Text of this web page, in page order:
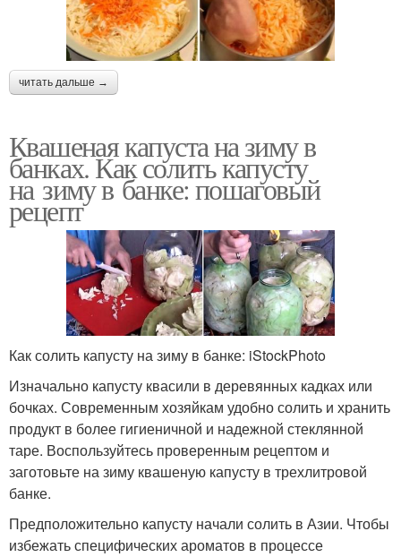
читать дальше →
Квашеная капуста на зиму в
банках. Как солить капусту
на зиму в банке: пошаговый
рецепт
Как солить капусту на зиму в банке: iStockPhoto
Изначально капусту квасили в деревянных кадках или
бочках. Современным хозяйкам удобно солить и хранить
продукт в более гигиеничной и надежной стеклянной
таре. Воспользуйтесь проверенным рецептом и
заготовьте на зиму квашеную капусту в трехлитровой
банке.
Предположительно капусту начали солить в Азии. Чтобы
избежать специфических ароматов в процессе